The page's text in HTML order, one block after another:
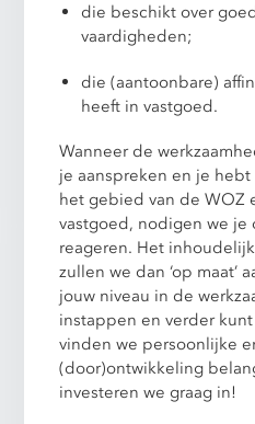
die beschikt over
vaardigheden;
die (aantoonbare)
heeft in vastgoed.
Wanneer de
je aanspreken en je
het gebied van de WOZ
vastgoed, nodigen we je
reageren. Het
zullen we dan ‘op maat’
jouw niveau in de
instappen en verder
vinden we persoonlijke
(door)ontwikkeling
investeren we graag in!